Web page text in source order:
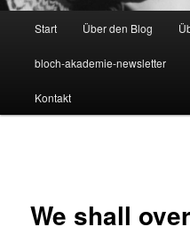
Start Über den Blog
bloch-akademie-newsletter
Kontakt
We shall